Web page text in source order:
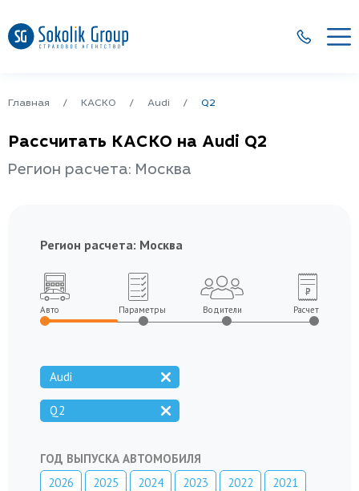
Главная КАСКО Audi Q2
Рассчитать КАСКО на Audi Q2
Регион расчета: Москва
Регион расчета: Москва
Авто Параметры Водители Расчет
Audi
Q2
ГОД ВЫПУСКА АВТОМОБИЛЯ
2026
2025 2024 2023 2022 2021